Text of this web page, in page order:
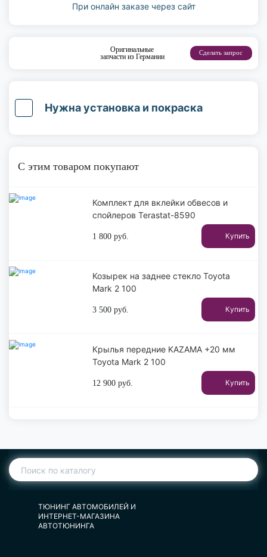
При онлайн заказе через сайт
Оригинальные
запчасти из Германии
Сделать запрос
Нужна установка и покраска
С этим товаром покупают
Комплект для вклейки обвесов и
спойлеров Terastat-8590
1 800 руб. Купить
Козырек на заднее стекло Toyota
Mark 2 100
3 500 руб. Купить
Крылья передние KAZAMA +20 мм
Toyota Mark 2 100
12 900 руб. Купить
ТЮНИНГ АВТОМОБИЛЕЙ И
ИНТЕРНЕТ-МАГАЗИНА
АВТОТЮНИНГА